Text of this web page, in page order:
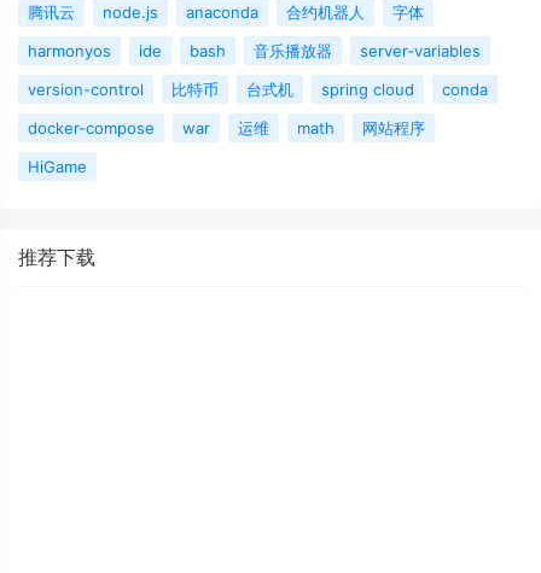
腾讯云
node.js anaconda 合约机器人
字体
harmonyos
ide bash 音乐播放器
server-variables
version-control
比特币 台式机 spring cloud
conda
docker-compose
war 运维 math
网站程序
HiGame
推荐下载